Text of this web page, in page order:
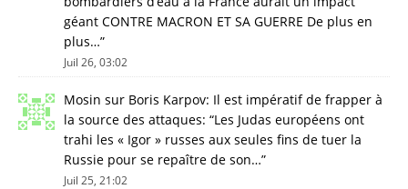
géant CONTRE MACRON ET SA GUERRE De plus en
plus…”
Juil 26, 03:02
Mosin sur Boris Karpov: Il est impératif de frapper à
la source des attaques: “Les Judas européens ont
trahi les « Igor » russes aux seules fins de tuer la
Russie pour se repaître de son…”
Juil 25, 21:02